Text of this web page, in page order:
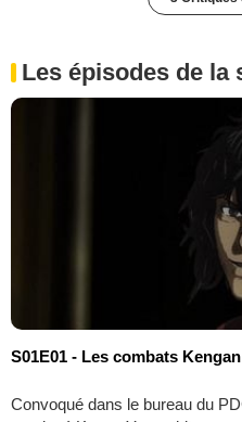
Les épisodes de la
S01E01 - Les combats Kengan
Convoqué dans le bureau du